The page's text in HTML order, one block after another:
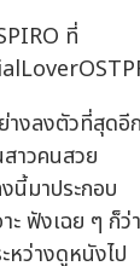
ที่
างลงตัวที่สุดอี
าวคนสวย
นี้มาประกอบ
ะ ฟังเฉย ๆ ก็ว่า
หว่างดูหนังไป